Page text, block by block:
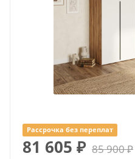
Рассрочка без переплат
81 605 ₽ 85 900₽